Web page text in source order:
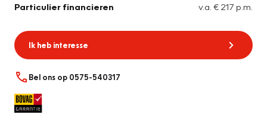
Particulier financieren v.a. € 217 p.m.
Ik heb interesse
Bel ons op 0575-540317